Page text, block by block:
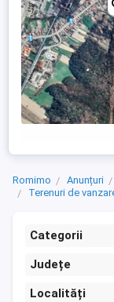
Romimo Anunțuri
Terenuri de
Categorii
Județe
Localități